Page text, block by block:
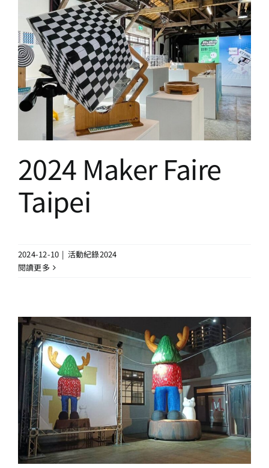
2024 Maker Faire Taipei
活動紀錄2024
2024 Maker Faire
Taipei
2024-12-10 | 活動紀錄2024
閱讀更多
台北藝術自由日
活動紀錄2024